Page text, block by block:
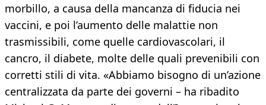
morbillo, a causa della mancanza di fiducia nei
vaccini, e poi l’aumento delle malattie non
trasmissibili, come quelle cardiovascolari, il
cancro, il diabete, molte delle quali prevenibili con
corretti stili di vita. «Abbiamo bisogno di un’azione
centralizzata da parte dei governi – ha ribadito